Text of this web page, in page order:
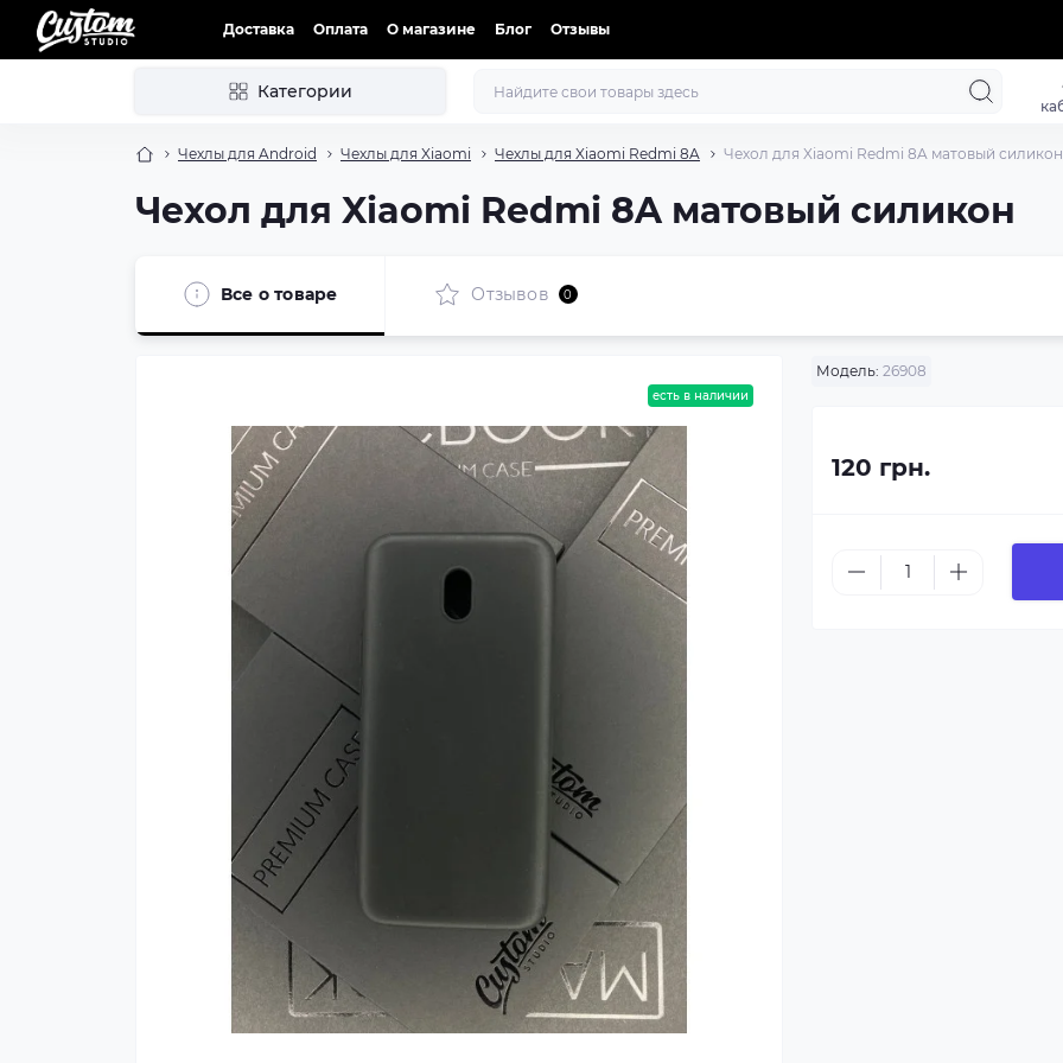
Доставка Оплата О магазине Блог Отзывы
Категории
Чехлы для Android Чехлы для Xiaomi Чехлы для Xiaomi Redmi 8A Чехол для Xiaomi Redmi 8A матовый силикон
Чехол для Xiaomi Redmi 8A матовый силикон
Все о товаре Отзывов 0
есть в наличии
Модель: 26908
120 грн.